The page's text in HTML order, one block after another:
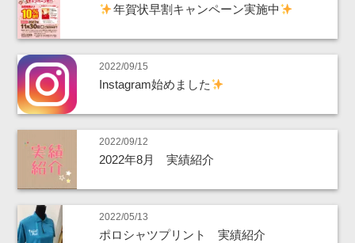
年賀状早割キャンペーン実施中
2022/09/15
Instagram始めました
2022/09/12
2022年8月 実績紹介
2022/05/13
ポロシャツプリント 実績紹介